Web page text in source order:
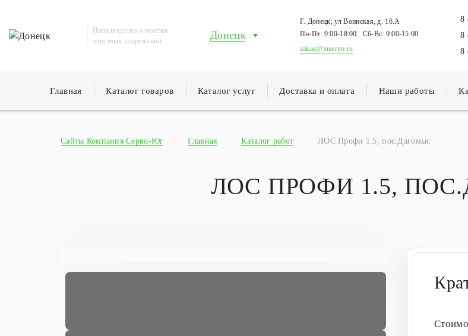
Производство и монтаж
очистных сооружений
Донецк
Г. Донецк, ул Воинская, д. 16.А
Пн-Пт: 9:00-18:00 Сб-Вс: 9:00-15:00
zakaz@inservo.ru
8
8
8
Главная Каталог товаров Каталог услуг Доставка и оплата Наши работы
Сайты Компания Серво-Юг Главная Каталог работ ЛОС Профи 1.5, пос.Дагомыс
ЛОС ПРОФИ 1.5,